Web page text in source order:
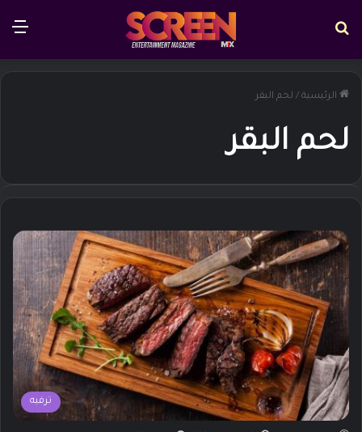
الرئيسية / لحم البقر
لحم البقر
ترفيه